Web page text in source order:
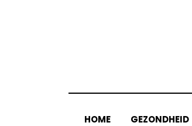
HOME GEZONDHEID